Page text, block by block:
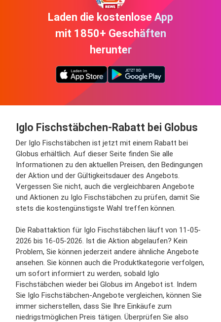
Laden die kostenlose App
mit 1850+ Geschäften
herunter
Iglo Fischstäbchen-Rabatt bei Globus
Der Iglo Fischstäbchen ist jetzt mit einem Rabatt bei
Globus erhältlich. Auf dieser Seite finden Sie alle
Informationen zu den aktuellen Preisen, den Bedingungen
der Aktion und der Gültigkeitsdauer des Angebots.
Vergessen Sie nicht, auch die vergleichbaren Angebote
und Aktionen zu Iglo Fischstäbchen zu prüfen, damit Sie
stets die kostengünstigste Wahl treffen können.
Die Rabattaktion für Iglo Fischstäbchen läuft von 11-05-
2026 bis 16-05-2026. Ist die Aktion abgelaufen? Kein
Problem, Sie können jederzeit andere ähnliche Angebote
ansehen. Sie können auch die Produktkategorie verfolgen,
um sofort informiert zu werden, sobald Iglo
Fischstäbchen wieder bei Globus im Angebot ist. Indem
Sie Iglo Fischstäbchen-Angebote vergleichen, können Sie
immer sicherstellen, dass Sie Ihre Einkäufe zum
niedrigstmöglichen Preis tätigen. Überprüfen Sie also